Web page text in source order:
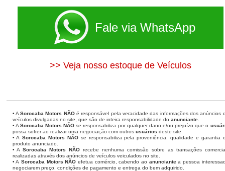
Fale via WhatsApp
>> Veja nosso estoque de Veículos
• ASorocaba Motors NÃOé responsável pela veracidade das informações dos anúncios
veículos divulgadas no site, que são de inteira responsabilidade do anunciante.
• A Sorocaba Motors NÃO se responsabiliza por qualquer dano e/ou prejuízo que o
possa sofrer ao realizar uma negociação com outros usuários deste site.
• A Sorocaba Motors NÃOse responsabiliza pela proveniência, qualidade e garantia
produto anunciado.
• ASorocaba Motors NÃO recebe nenhuma comissão sobre as transações
realizadas através dos anúncios de veículos veiculados no site.
• A Sorocaba Motors NÃO efetua comércio, cabendo ao anunciantea pessoa
negociarem preço, condições de pagamento e entrega do bem adquirido.